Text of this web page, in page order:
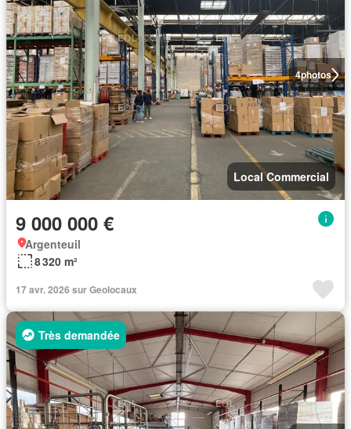
4photos
Local Commercial
9 000 000 €
Argenteuil
8 320 m²
17 avr. 2026 sur Geolocaux
Très demandée